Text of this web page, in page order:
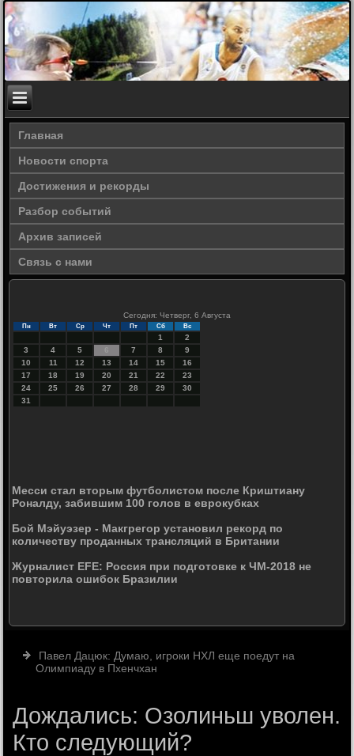
Главная
Новости спорта
Достижения и рекорды
Разбор событий
Архив записей
Связь с нами
Сегодня: Четверг, 6 Августа
Пн Вт Ср Чт Пт Сб Вс
1
2
3
4 5 6 7 8
9
10
11 12 13 14 15
16
17
18 19 20 21 22
23
24
25 26 27 28 29
30
31
Месси стал вторым футболистом после Криштиану
Роналду, забившим 100 голов в еврокубках
Бой Мэйуэзер - Макгрегор установил рекорд по
количеству проданных трансляций в Британии
Журналист EFE: Россия при подготовке к ЧМ-2018 не
повторила ошибок Бразилии
Павел Дацюк: Думаю, игроки НХЛ еще поедут на
Олимпиаду в Пхенчхан
Дождались: Озолиньш уволен.
Кто следующий?